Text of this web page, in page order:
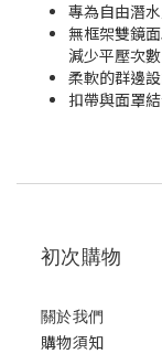
專為自由潛
無框架雙鏡
減少平壓次數
柔軟的群邊
扣帶與面罩
初次購物
關於我們
購物須知